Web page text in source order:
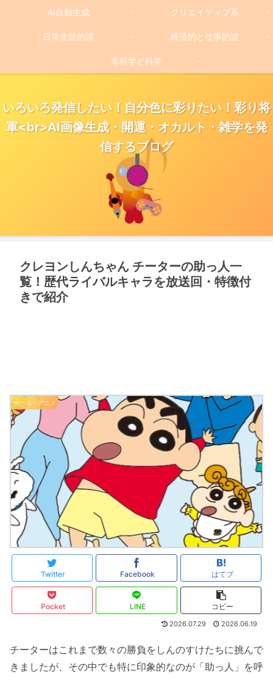
いろいろ発信したい！自分色に彩りたい！彩り将
軍<br>AI画像生成・開運・オカルト・雑学を発
信するブログ
AI自動生成 クリエイティブ系
日常生活的談 経済的と仕事的談
非科学と科学
クレヨンしんちゃん チーターの助っ人一
覧！歴代ライバルキャラを放送回・特徴付
きで紹介
ゲーム・アニメ
Twitter Facebook はてブ
Pocket LINE コピー
2026.07.29 2026.06.19
チーターはこれまで数々の勝負をしんのすけたちに挑んで
きましたが、その中でも特に印象的なのが「助っ人」を呼